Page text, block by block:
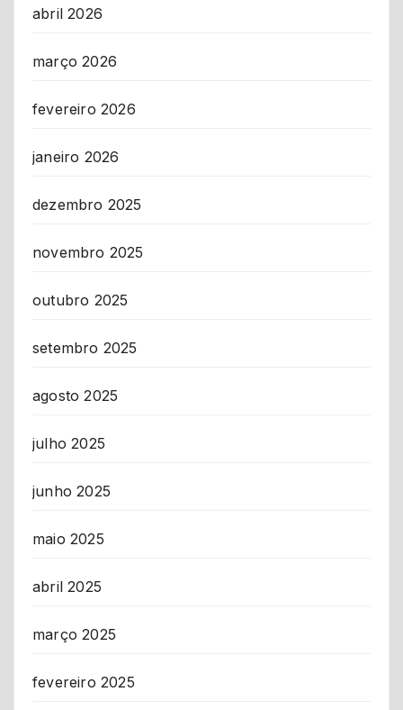
abril 2026
março 2026
fevereiro 2026
janeiro 2026
dezembro 2025
novembro 2025
outubro 2025
setembro 2025
agosto 2025
julho 2025
junho 2025
maio 2025
abril 2025
março 2025
fevereiro 2025